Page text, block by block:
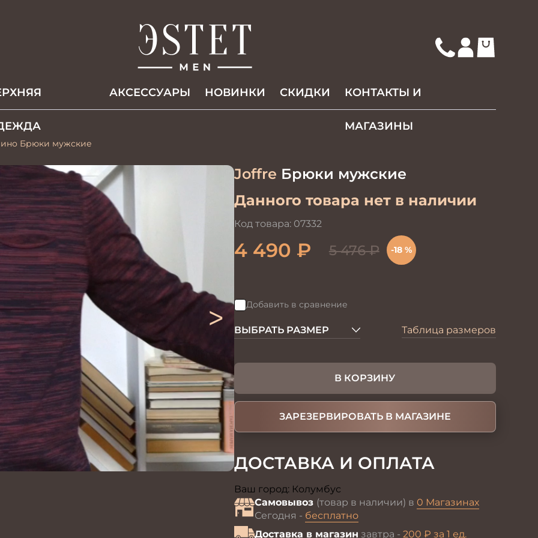
АКCЕССУАРЫ НОВИНКИ СКИДКИ КОНТАКТЫ И
МАГАЗИНЫ
Брюки мужские
>
Joffre Брюки мужские
Данного товара нет в наличии
Код товара: 07332
4 490 ₽ 5 476₽ -18 %
Добавить в сравнение
ВЫБРАТЬ РАЗМЕР Таблица размеров
В КОРЗИНУ
ЗАРЕЗЕРВИРОВАТЬ В МАГАЗИНЕ
ДОСТАВКА И ОПЛАТА
Ваш город: Колумбус
Самовывоз (товар в наличии) в 0 Магазинах
Сегодня - бесплатно
Доставка в магазин завтра - 200 ₽ за 1 ед.